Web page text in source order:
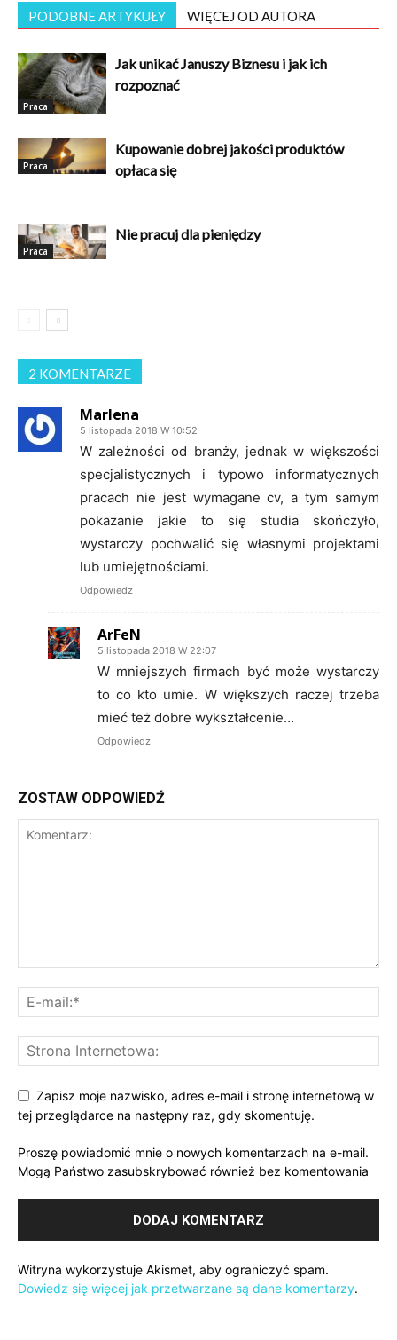
PODOBNE ARTYKUŁY WIĘCEJ OD AUTORA
Praca
Jak unikać Januszy Biznesu i jak ich
rozpoznać
Praca
Kupowanie dobrej jakości produktów
opłaca się
Praca
Nie pracuj dla pieniędzy
2 KOMENTARZE
Marlena
5 listopada 2018 W 10:52
W zależności od branży, jednak w większości
specjalistycznych i typowo informatycznych
pracach nie jest wymagane cv, a tym samym
pokazanie jakie to się studia skończyło,
wystarczy pochwalić się własnymi projektami
lub umiejętnościami.
Odpowiedz
ArFeN
5 listopada 2018 W 22:07
W mniejszych firmach być może wystarczy
to co kto umie. W większych raczej trzeba
mieć też dobre wykształcenie…
Odpowiedz
ZOSTAW ODPOWIEDŹ
Zapisz moje nazwisko, adres e-mail i stronę internetową w
tej przeglądarce na następny raz, gdy skomentuję.
Proszę powiadomić mnie o nowych komentarzach na e-mail.
Mogą Państwo zasubskrybować również bez komentowania
Witryna wykorzystuje Akismet, aby ograniczyć spam.
Dowiedz się więcej jak przetwarzane są dane komentarzy.